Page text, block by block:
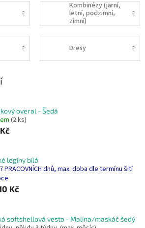
Kombinézy (jarní,
letní, podzimní,
zimní)
Dresy
overal - Šedá
(2 ks)
legíny bílá
PRACOVNÍCH dnů, max. doba dle termínu šití
Kč
softshellová vesta - Malina/maskáč šedý